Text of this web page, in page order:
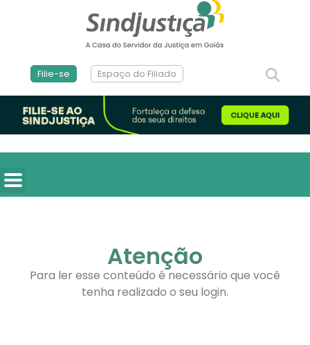
Filie-se Espaço do Filiado
Atenção
Para ler esse conteúdo é necessário que você
tenha realizado o seu login.